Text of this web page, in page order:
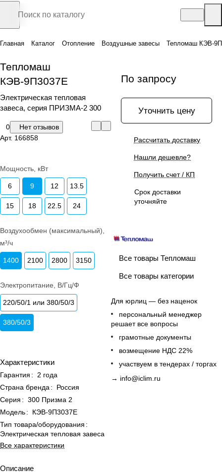
Главная Каталог Отопление Воздушные завесы Тепломаш КЭВ-
Тепломаш
КЭВ-9П3037Е
Электрическая тепловая
завеса, серия ПРИЗМА-2 300
0
Нет отзывов
Арт. 166858
Мощность, кВт
6 9 12 13.5
15 18 22.5 24
Воздухообмен (максимальный),
м³/ч
1400 2100 2800 3150
Электропитание, В/Гц/Ф
220/50/1 или 380/50/3
380/50/3
Характеристики
Гарантия :
2 года
Страна бренда :
Россия
Серия : 300 Призма 2
Модель:
КЭВ-9П3037Е
Тип товара/оборудования :
Электрическая тепловая завеса
Все характеристики
Описание
По запросу
Уточнить цену
Рассчитать доставку
Нашли дешевле?
Получить счет / КП
Срок доставки
уточняйте
Все товары Тепломаш
Все товары категории
Для юрлиц — без наценок
персональный менеджер
решает все вопросы
грамотные документы
возмещение НДС 22%
участвуем в тендерах / торгах
→ info@iclim.ru